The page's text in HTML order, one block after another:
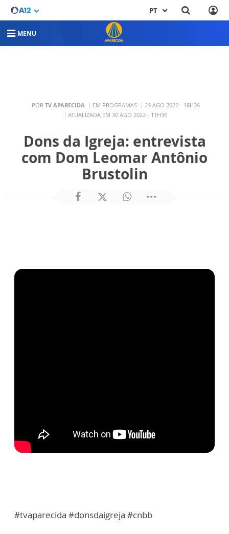
PT
MENU
POR TV APARECIDA EM PROGRAMAS
29 AGO 2022 - 18H36
ATUALIZADA EM 30 AGO 2022 - 11H36
Dons da Igreja: entrevista
com Dom Leomar Antônio
Brustolin
#tvaparecida #donsdaigreja #cnbb